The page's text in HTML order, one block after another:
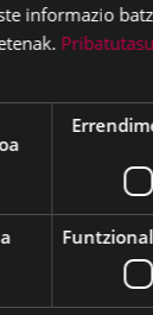
informazio